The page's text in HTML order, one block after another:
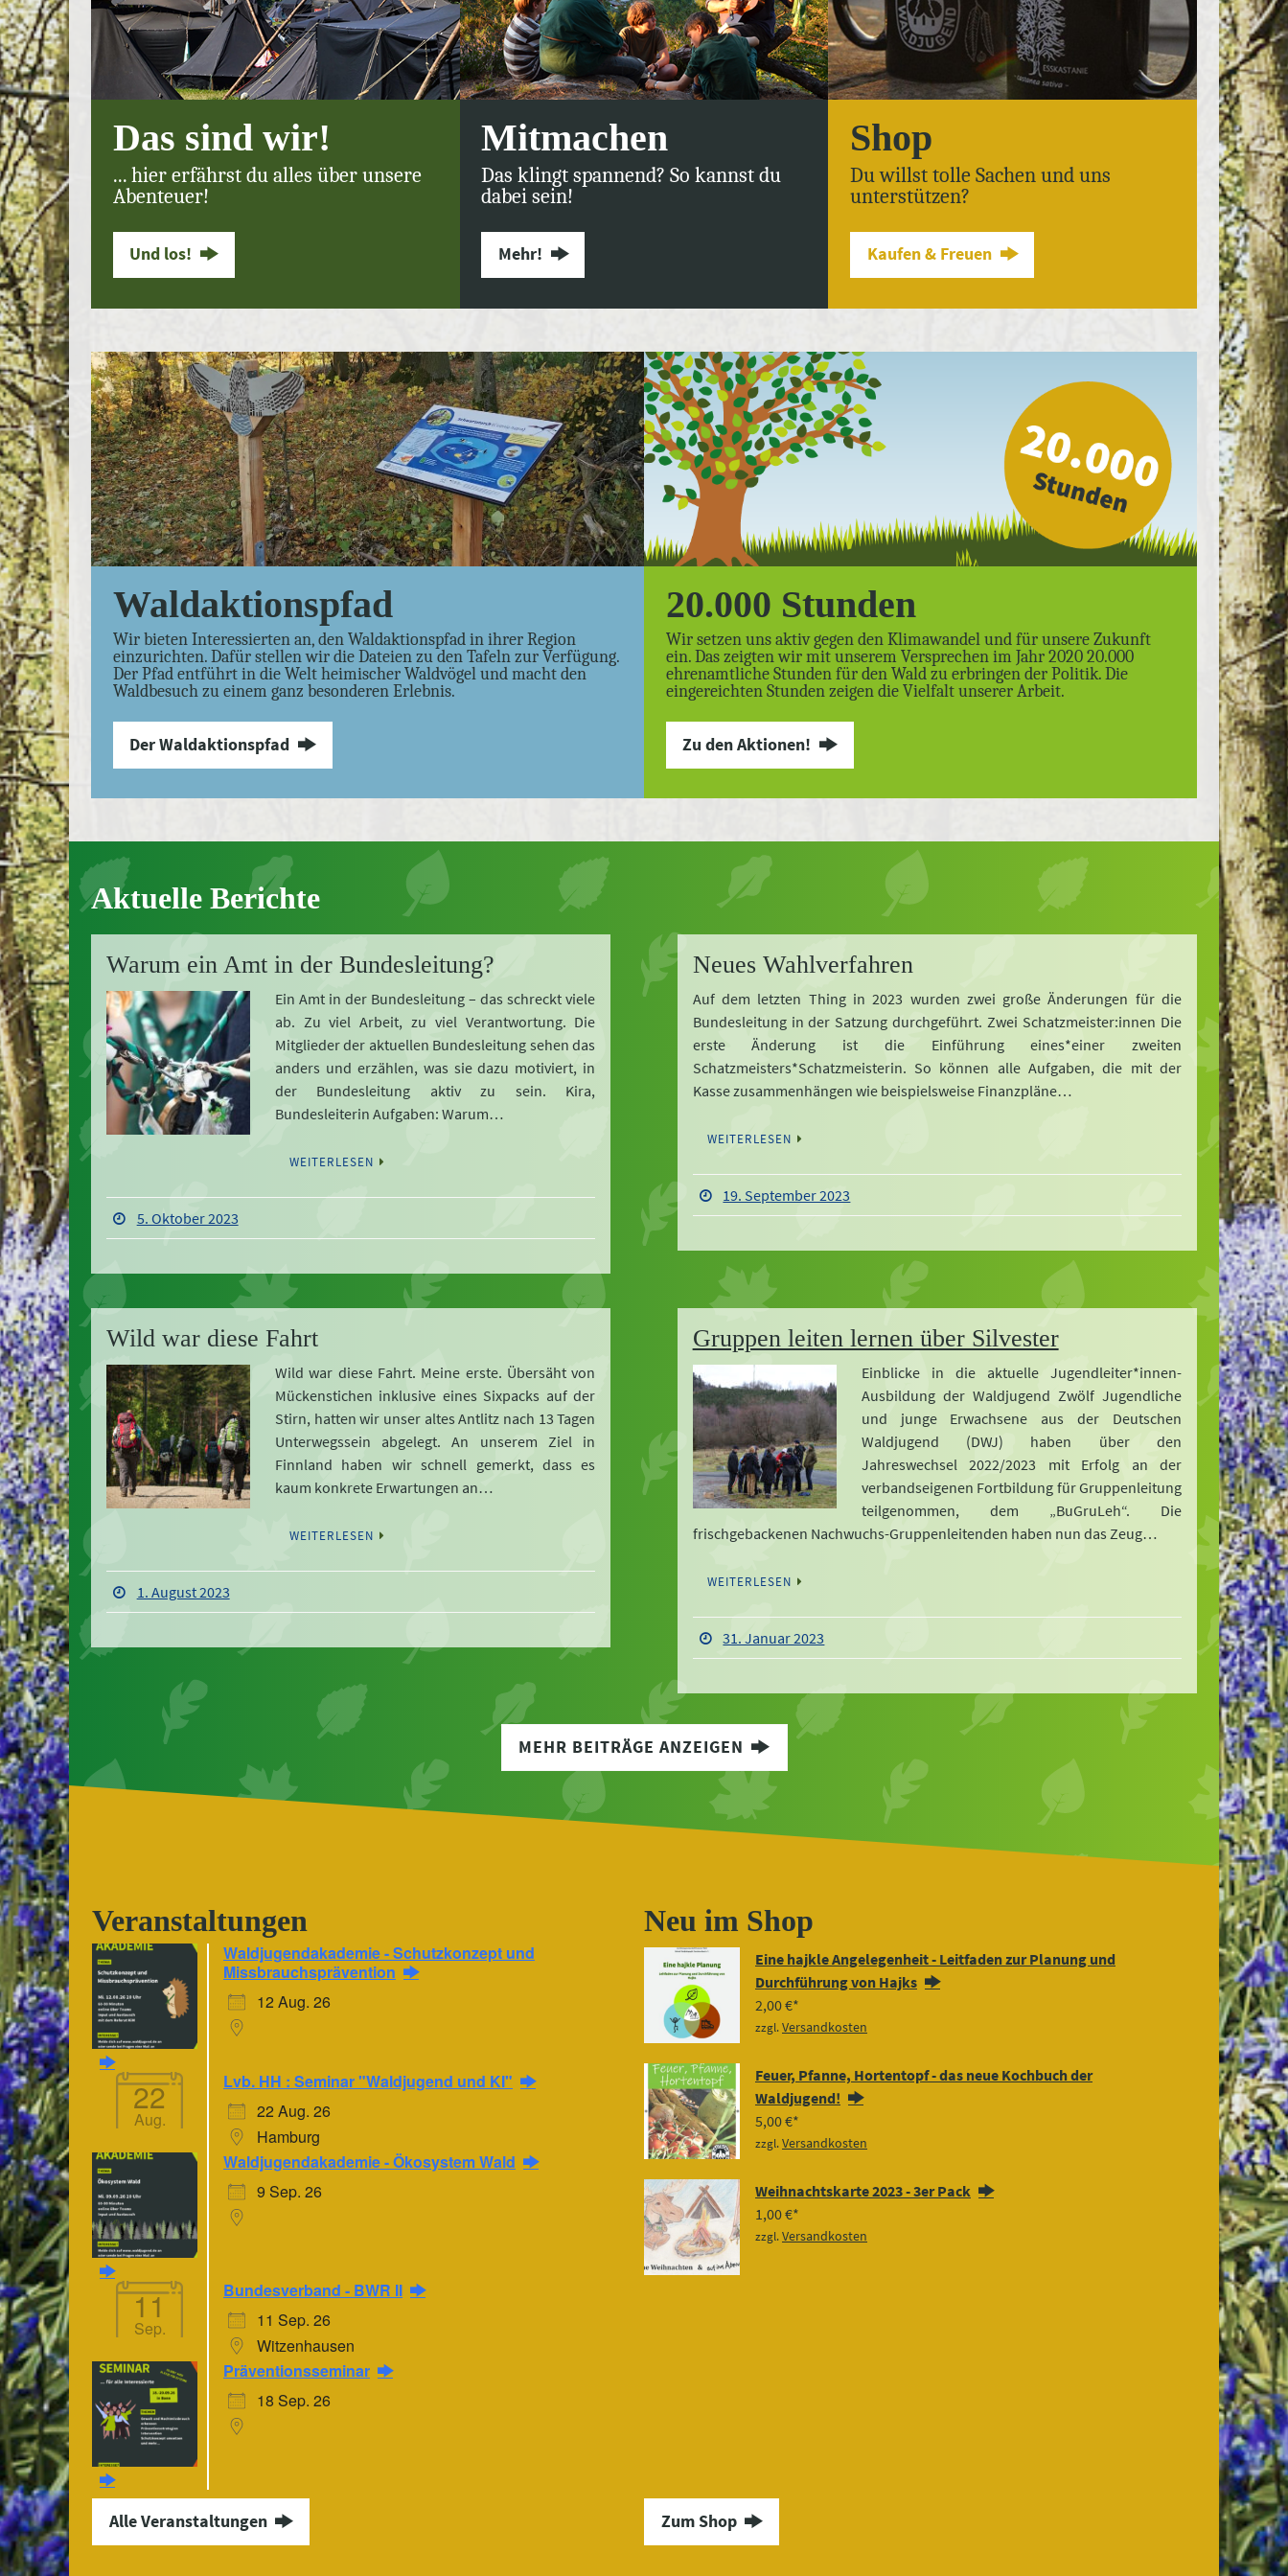
Das sind wir!
... hier erfährst du alles über unsere
Abenteuer!
Und los!
Mitmachen
Das klingt spannend? So kannst du
dabei sein!
Mehr!
Shop
Du willst tolle Sachen und uns
unterstützen?
Kaufen & Freuen
Waldaktionspfad
Wir bieten Interessierten an, den Waldaktionspfad in ihrer Region
einzurichten. Dafür stellen wir die Dateien zu den Tafeln zur Verfügung.
Der Pfad entführt in die Welt heimischer Waldvögel und macht den
Waldbesuch zu einem ganz besonderen Erlebnis.
Der Waldaktionspfad
20.000 Stunden
Wir setzen uns aktiv gegen den Klimawandel und für unsere Zukunft
ein. Das zeigten wir mit unserem Versprechen im Jahr 2020 20.000
ehrenamtliche Stunden für den Wald zu erbringen der Politik. Die
eingereichten Stunden zeigen die Vielfalt unserer Arbeit.
Zu den Aktionen!
Aktuelle Berichte
Warum ein Amt in der Bundesleitung?
Ein Amt in der Bundesleitung – das schreckt viele
ab. Zu viel Arbeit, zu viel Verantwortung. Die
Mitglieder der aktuellen Bundesleitung sehen das
anders und erzählen, was sie dazu motiviert, in
der Bundesleitung aktiv zu sein. Kira,
Bundesleiterin Aufgaben: Warum…
WEITERLESEN
5. Oktober 2023
Neues Wahlverfahren
Auf dem letzten Thing in 2023 wurden zwei große Änderungen für die
Bundesleitung in der Satzung durchgeführt. Zwei Schatzmeister:innen Die
erste Änderung ist die Einführung eines*einer zweiten
Schatzmeisters*Schatzmeisterin. So können alle Aufgaben, die mit der
Kasse zusammenhängen wie beispielsweise Finanzpläne…
WEITERLESEN
19. September 2023
Wild war diese Fahrt
Wild war diese Fahrt. Meine erste. Übersäht von
Mückenstichen inklusive eines Sixpacks auf der
Stirn, hatten wir unser altes Antlitz nach 13 Tagen
Unterwegssein abgelegt. An unserem Ziel in
Finnland haben wir schnell gemerkt, dass es
kaum konkrete Erwartungen an…
WEITERLESEN
1. August 2023
Gruppen leiten lernen über Silvester
Einblicke in die aktuelle Jugendleiter*innen-
Ausbildung der Waldjugend Zwölf Jugendliche
und junge Erwachsene aus der Deutschen
Waldjugend (DWJ) haben über den
Jahreswechsel 2022/2023 mit Erfolg an der
verbandseigenen Fortbildung für Gruppenleitung
teilgenommen, dem „BuGruLeh“. Die
frischgebackenen Nachwuchs-Gruppenleitenden haben nun das Zeug…
WEITERLESEN
31. Januar 2023
MEHR BEITRÄGE ANZEIGEN
Veranstaltungen
Waldjugendakademie - Schutzkonzept und
Missbrauchsprävention
12 Aug. 26
22
Aug.
Lvb. HH : Seminar "Waldjugend und KI"
22 Aug. 26
Hamburg
Waldjugendakademie - Ökosystem Wald
9 Sep. 26
11
Sep.
Bundesverband - BWR II
11 Sep. 26
Witzenhausen
Präventionsseminar
18 Sep. 26
Alle Veranstaltungen
Neu im Shop
Eine hajkle Angelegenheit - Leitfaden zur Planung und
Durchführung von Hajks
2,00€
zzgl.Versandkosten
Feuer, Pfanne, Hortentopf - das neue Kochbuch der
Waldjugend!
5,00€
zzgl.Versandkosten
Weihnachtskarte 2023 - 3er Pack
1,00€
zzgl.Versandkosten
Zum Shop